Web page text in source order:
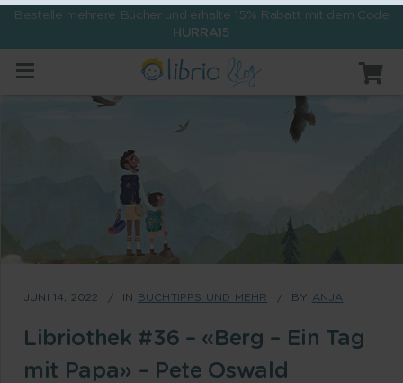
Bestelle mehrere Bücher und erhalte 15% Rabatt mit dem Code
HURRA15
JUNI 14, 2022 IN BUCHTIPPS UND MEHR BY ANJA
Libriothek #36 – «Berg – Ein Tag
mit Papa» – Pete Oswald